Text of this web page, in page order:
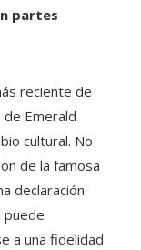
partes
reciente de
de Emerald
cultural. No
de la famosa
declaración
puede
a una fidelidad